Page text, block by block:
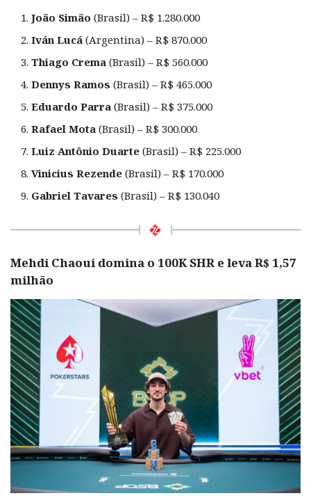
João Simão (Brasil) – R$ 1.280.000
Iván Lucá (Argentina) – R$ 870.000
Thiago Crema (Brasil) – R$ 560.000
Dennys Ramos (Brasil) – R$ 465.000
Eduardo Parra (Brasil) – R$ 375.000
Rafael Mota (Brasil) – R$ 300.000
Luiz Antônio Duarte (Brasil) – R$ 225.000
Vinicius Rezende (Brasil) – R$ 170.000
Gabriel Tavares (Brasil) – R$ 130.040
Mehdi Chaoui domina o 100K SHR e leva R$ 1,57
milhão